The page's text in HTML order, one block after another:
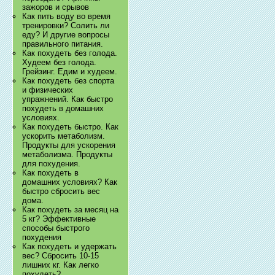
зажоров и срывов
Как пить воду во время
тренировки? Солить ли
еду? И другие вопросы
правильного питания.
Как похудеть без голода.
Худеем без голода.
Грейзинг. Едим и худеем.
Как похудеть без спорта
и физических
упражнений. Как быстро
похудеть в домашних
условиях.
Как похудеть быстро. Как
ускорить метаболизм.
Продукты для ускорения
метаболизма. Продукты
для похудения.
Как похудеть в
домашних условиях? Как
быстро сбросить вес
дома.
Как похудеть за месяц на
5 кг? Эффективные
способы быстрого
похудения
Как похудеть и удержать
вес? Сбросить 10-15
лишних кг. Как легко